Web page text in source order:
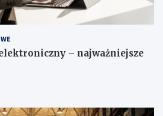
– najważniejsze